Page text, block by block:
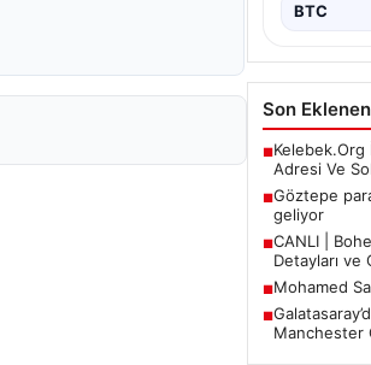
BTC
Son
■Kelebek.Org
Adresi Ve
■Göztepe
geliyor
■CANLI |
Detayları ve
■Mohamed
■
Manchester